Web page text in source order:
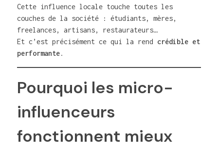
Cette influence locale touche toutes les
couches de la société : étudiants, mères,
freelances, artisans, restaurateurs…
Et c’est précisément ce qui la rend crédible et
performante.
Pourquoi les micro-
influenceurs
fonctionnent mieux